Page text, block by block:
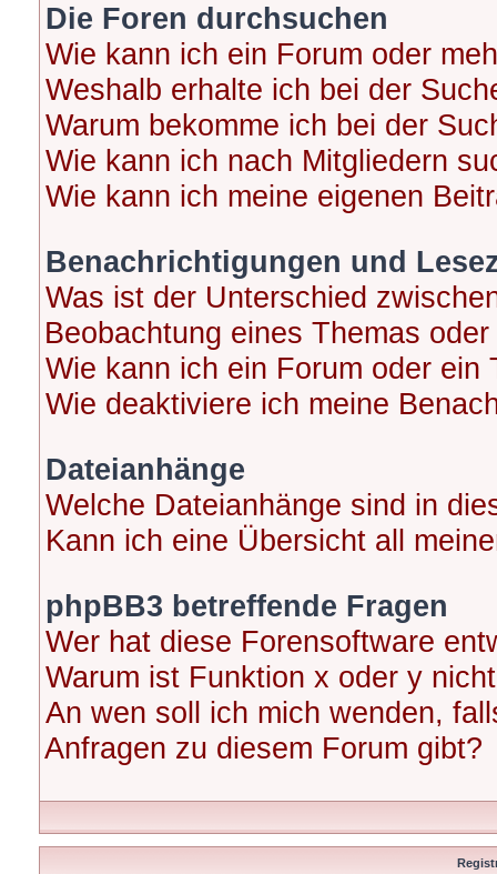
Die Foren durchsuchen
Wie kann ich ein Forum oder
Weshalb erhalte ich bei der
Warum bekomme ich bei der
Wie kann ich nach Mitgliedern
Wie kann ich meine eigenen
Benachrichtigungen und
Was ist der Unterschied
Beobachtung eines Themas
Wie kann ich ein Forum oder ein
Wie deaktiviere ich meine
Dateianhänge
Welche Dateianhänge sind in
Kann ich eine Übersicht all
phpBB3 betreffende Fragen
Wer hat diese Forensoftware
Warum ist Funktion x oder y
An wen soll ich mich wenden,
Anfragen zu diesem Forum gibt?